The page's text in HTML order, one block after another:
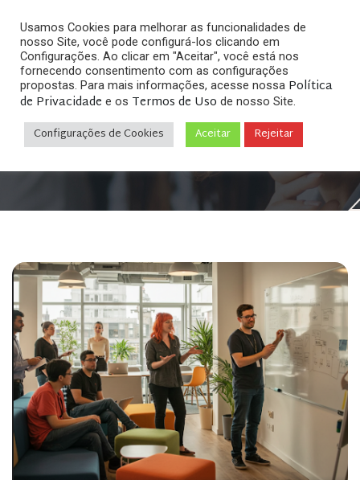
Home »Direito para Negócios Digitais»Como
Estruturar Legalmente Sua Startup – A Importância da
Assessoria Jurídica Especializada
Usamos Cookies para melhorar as funcionalidades de
nosso Site, você pode configurá-los clicando em
Configurações. Ao clicar em "Aceitar", você está nos
fornecendo consentimento com as configurações
propostas. Para mais informações, acesse nossa Política
de Privacidade e os Termos de Uso de nosso Site.
Configurações de Cookies Aceitar Rejeitar